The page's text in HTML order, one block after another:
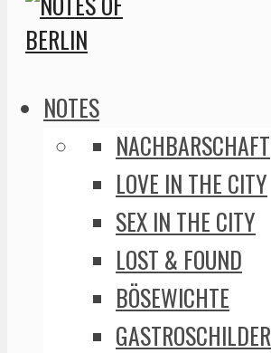
NOTES
NACHBARSCHAFT
LOVE IN THE CITY
SEX IN THE CITY
LOST & FOUND
BÖSEWICHTE
GASTROSCHILDER